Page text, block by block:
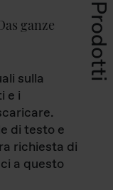
Prodotti
ganze
sulla
e i
di testo e
richiesta di
a questo